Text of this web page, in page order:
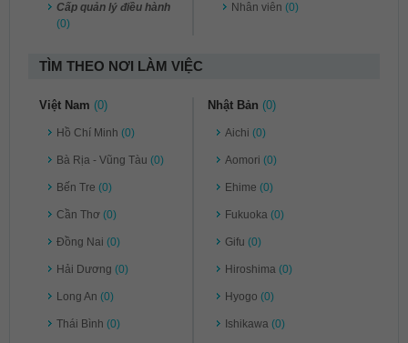
Cấp quản lý điều hành
(0)
Nhân viên (0)
TÌM THEO NƠI LÀM VIỆC
Việt Nam (0)
Hồ Chí Minh (0)
Bà Rịa - Vũng Tàu (0)
Bến Tre (0)
Cần Thơ (0)
Đồng Nai (0)
Hải Dương (0)
Long An (0)
Thái Bình (0)
Nhật Bản (0)
Aichi (0)
Aomori (0)
Ehime (0)
Fukuoka (0)
Gifu (0)
Hiroshima (0)
Hyogo (0)
Ishikawa (0)